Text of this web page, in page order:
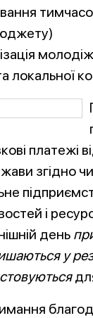
локальної
платежі
згідно
і
день
у